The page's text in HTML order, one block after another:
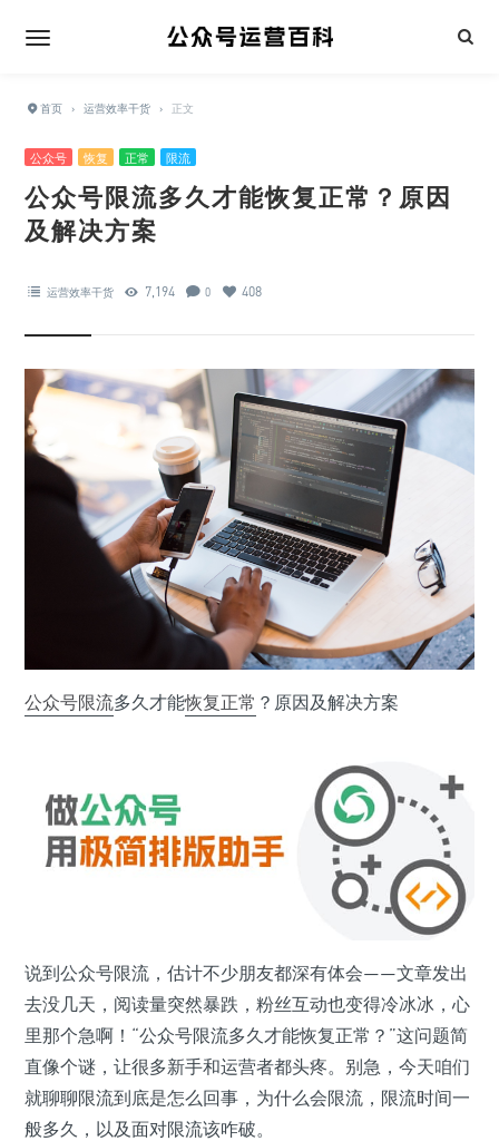
首页 › 运营效率干货 › 正文
公众号 恢复 正常 限流
公众号限流多久才能恢复正常？原因
及解决方案
运营效率干货 7,194 0 408
公众号限流多久才能恢复正常 ？原因及解决方案
说到公众号限流，估计不少朋友都深有体会——文章发出
去没几天，阅读量突然暴跌，粉丝互动也变得冷冰冰，心
里那个急啊！“公众号限流多久才能恢复正常？”这问题简
直像个谜，让很多新手和运营者都头疼。别急，今天咱们
就聊聊限流到底是怎么回事，为什么会限流，限流时间一
般多久，以及面对限流该咋破。